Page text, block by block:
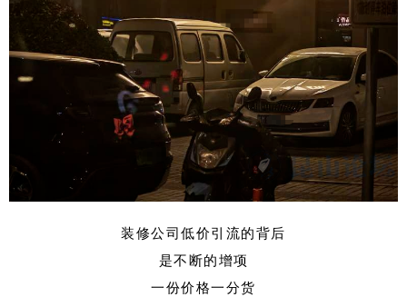
装修公司低价引流的背后
是不断的增项
一份价格一分货